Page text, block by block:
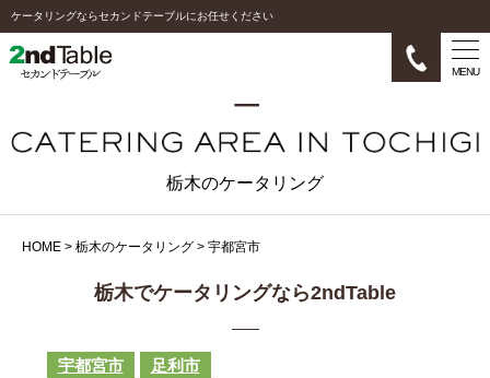
ケータリングならセカンドテーブルにお任せください
MENU
栃木のケータリング
HOME > 栃木のケータリング > 宇都宮市
栃木でケータリングなら2ndTable
宇都宮市 足利市